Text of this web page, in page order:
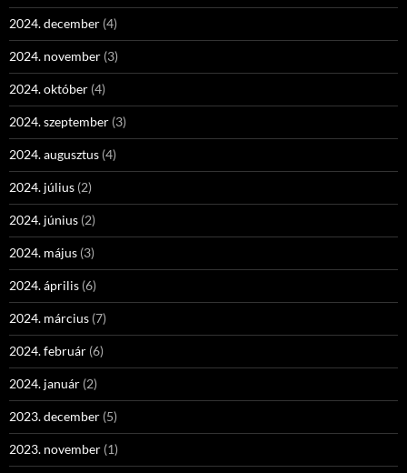
2024. december (4)
2024. november (3)
2024. október (4)
2024. szeptember (3)
2024. augusztus (4)
2024. július (2)
2024. június (2)
2024. május (3)
2024. április (6)
2024. március (7)
2024. február (6)
2024. január (2)
2023. december (5)
2023. november (1)